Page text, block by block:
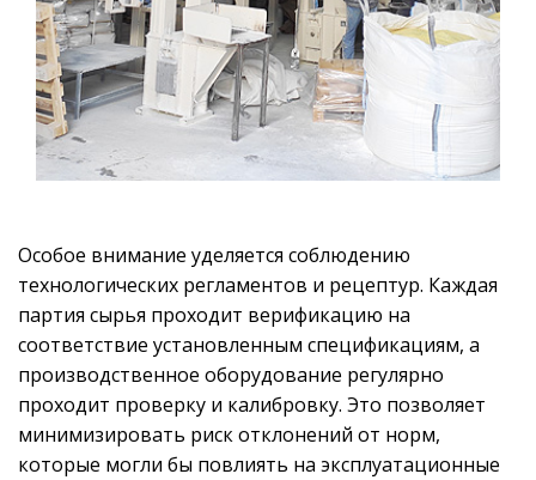
Особое внимание уделяется соблюдению
технологических регламентов и рецептур. Каждая
партия сырья проходит верификацию на
соответствие установленным спецификациям, а
производственное оборудование регулярно
проходит проверку и калибровку. Это позволяет
минимизировать риск отклонений от норм,
которые могли бы повлиять на эксплуатационные